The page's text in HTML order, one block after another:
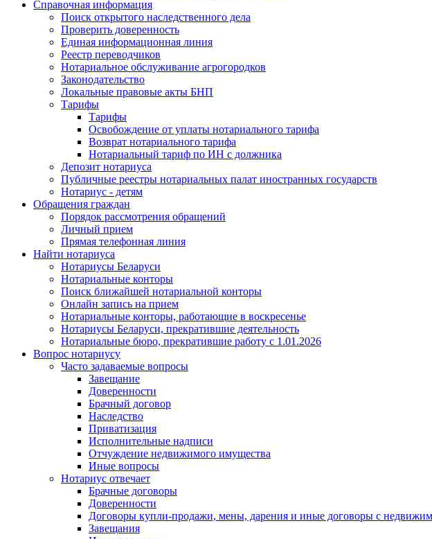
Справочная информация
Поиск открытого наследственного дела
Проверить доверенность
Единая информационная линия
Реестр переводчиков
Нотариальное обслуживание агрогородков
Законодательство
Локальные правовые акты БНП
Тарифы
Тарифы
Освобождение от уплаты нотариального тарифа
Возврат нотариального тарифа
Нотариальный тариф по ИН с должника
Депозит нотариуса
Публичные реестры нотариальных палат иностранных государств
Нотариус - детям
Обращения граждан
Порядок рассмотрения обращений
Личный прием
Прямая телефонная линия
Найти нотариуса
Нотариусы Беларуси
Нотариальные конторы
Поиск ближайшей нотариальной конторы
Онлайн запись на прием
Нотариальные конторы, работающие в воскресенье
Нотариусы Беларуси, прекратившие деятельность
Нотариальные бюро, прекратившие работу с 1.01.2026
Вопрос нотариусу
Часто задаваемые вопросы
Завещание
Доверенности
Брачный договор
Наследство
Приватизация
Исполнительные надписи
Отчуждение недвижимого имущества
Иные вопросы
Нотариус отвечает
Брачные договоры
Доверенности
Договоры купли-продажи, мены, дарения и иные договоры с
Завещания